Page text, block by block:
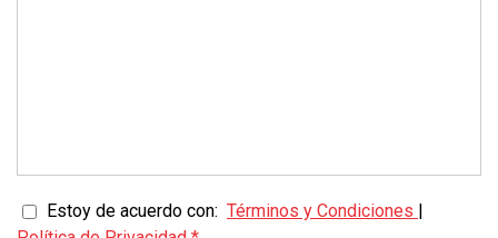
Estoy de acuerdo con: Términos y Condiciones |